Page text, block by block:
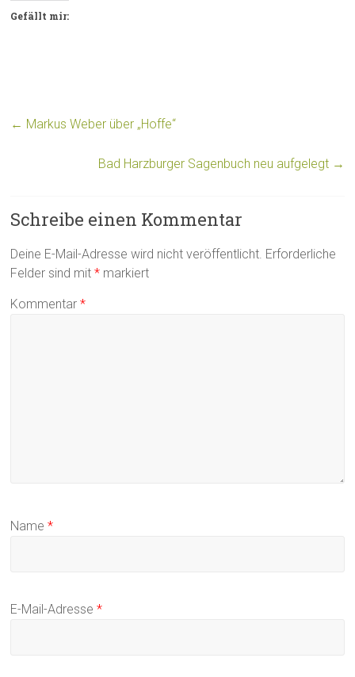
Gefällt mir:
← Markus Weber über „Hoffe“
Bad Harzburger Sagenbuch neu aufgelegt →
Schreibe einen Kommentar
Deine E-Mail-Adresse wird nicht veröffentlicht. Erforderliche
Felder sind mit* markiert
Kommentar*
Name*
E-Mail-Adresse*